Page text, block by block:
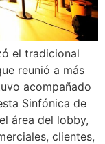
el tradicional
reunió a más
acompañado
Sinfónica de
área del lobby,
clientes,